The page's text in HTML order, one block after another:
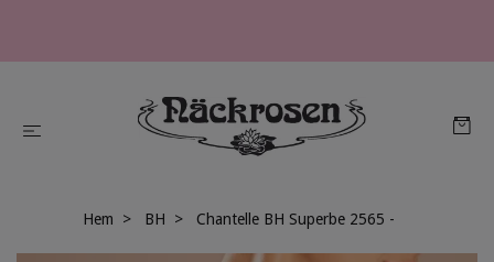
Hem BH Chantelle BH Superbe 2565 -